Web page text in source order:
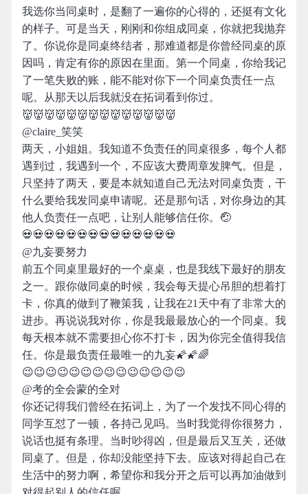
我选你当同桌时，是翻了一遍你的心得的，还挺有文化
的样子。可是当天，刚刚和你组成同桌，你就把我抛弃
了。你说你是同桌终结者，那难道都是你曾经同桌的原
因吗，肯定有你的原因在里面。第一个同桌，你给我记
了一笔失败的账，能不能对你下一个同桌负责任一点
呢。从那天以后我就没在拓词看到你过。
👹👹👹👹👹👹👹👹👹👹👹👹👹👹
@claire_笑笑
两天，小姐姐。我知道不负责任的同桌很多，每个人都
遇到过，我遇到一个，不应该大费周章发脾气。但是，
只坚持了两天，要是本就知道自己无法对同桌负责，干
什么要给我发同桌申请呢。还是那句话，对你身边的其
他人负责任一点吧，让别人能够信任你。🤕
💀💀💀💀💀💀💀💀💀💀💀💀💀💀
@九妄要努力
前五个同桌里最好的一个桌桌，也是我线下最好的朋友
之一。跟你做同桌的时候，我会每天提心吊胆的想着打
卡，你真的做到了鞭策我，让我在21天中有了非常大的
进步。再说说我对你，你是我最最放心的一个同桌。我
每天根本就不需要担心你不打卡，因为你完全值得我信
任。你是最负责任最唯一的九妄🌠🌠🌈
😉😉😉😉😉😉😉😉😉😉😉😉😉😉
@考的全会蒙的全对
你还记得我们曾经在拓词上，为了一个发找不同心得的
同学互怼了一顿，各持己见吗。当时我觉得你很努力，
说话也挺有条理。当时吵得凶，但是最后又互关，还做
同桌了。但是，你却没能坚持下去。应该对得起自己在
生活中的努力啊，希望你和我分开之后可以再加油做到